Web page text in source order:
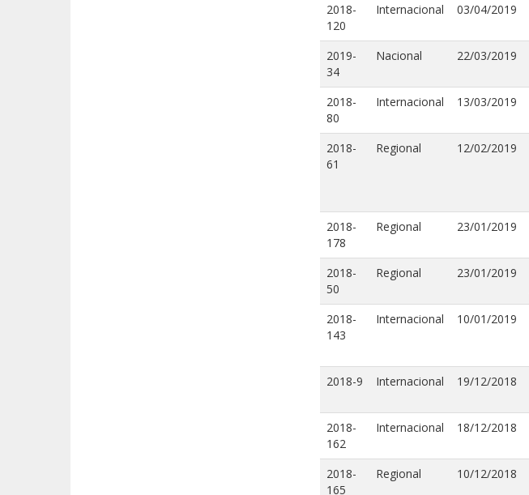
2018-
120
Internacional 03/04/2019
2019-
34
Nacional 22/03/2019
2018-
80
Internacional 13/03/2019
2018-
61
Regional 12/02/2019
2018-
178
Regional 23/01/2019
2018-
50
Regional 23/01/2019
2018-
143
Internacional 10/01/2019
2018-9 Internacional 19/12/2018
2018-
162
Internacional 18/12/2018
2018-
165
Regional 10/12/2018